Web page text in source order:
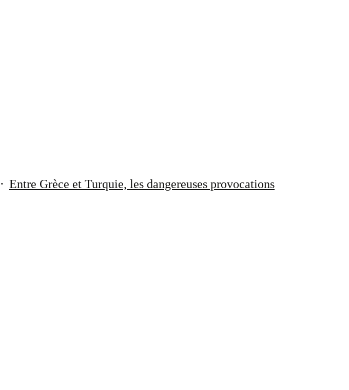
Entre Grèce et Turquie, les dangereuses provocations